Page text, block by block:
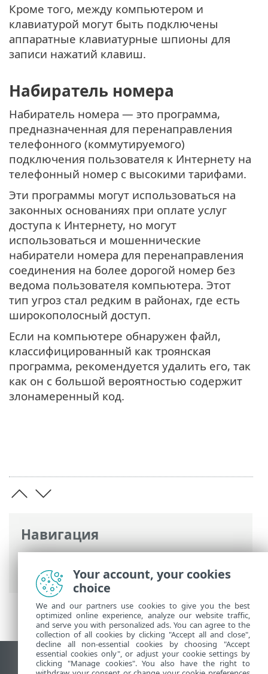
Навигация
Обнаружения > Программа-троян
Кроме того, между компьютером и
клавиатурой могут быть подключены
аппаратные клавиатурные шпионы для
записи нажатий клавиш.
Набиратель номера
Набиратель номера — это программа,
предназначенная для перенаправления
телефонного (коммутируемого)
подключения пользователя к Интернету на
телефонный номер с высокими тарифами.
Эти программы могут использоваться на
законных основаниях при оплате услуг
доступа к Интернету, но могут
использоваться и мошеннические
набиратели номера для перенаправления
соединения на более дорогой номер без
ведома пользователя компьютера. Этот
тип угроз стал редким в районах, где есть
широкополосный доступ.
Если на компьютере обнаружен файл,
классифицированный как троянская
программа, рекомендуется удалить его, так
как он с большой вероятностью содержит
злонамеренный код.
Использовать сайт для ПК
Your account, your cookies
choice
We and our partners use cookies to give you the best
optimized online experience, analyze our website traffic,
and serve you with personalized ads. You can agree to the
collection of all cookies by clicking "Accept all and close",
decline all non-essential cookies by choosing "Accept
essential cookies only", or adjust your cookie settings by
clicking "Manage cookies". You also have the right to